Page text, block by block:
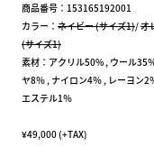
商品番号：153165192001
カラー：ネイビー (サイズ1)/オ
(サイズ1)
素材：アクリル50% , ウール35
ヤ8％ , ナイロン4％ , レーヨン2
エステル1％
¥49,000 (+TAX)